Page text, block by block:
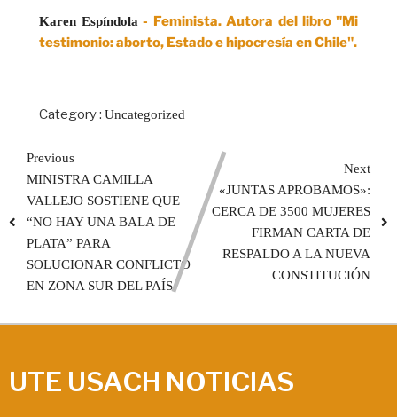
Karen Espíndola - Feminista. Autora del libro "Mi
testimonio: aborto, Estado e hipocresía en Chile".
Category : Uncategorized
Previous
MINISTRA CAMILLA
VALLEJO SOSTIENE QUE
“NO HAY UNA BALA DE
PLATA” PARA
SOLUCIONAR CONFLICTO
EN ZONA SUR DEL PAÍS
Next
«JUNTAS APROBAMOS»:
CERCA DE 3500 MUJERES
FIRMAN CARTA DE
RESPALDO A LA NUEVA
CONSTITUCIÓN
UTE USACH NOTICIAS